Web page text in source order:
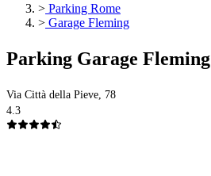
> Parking Rome
> Garage Fleming
Parking Garage Fleming
Via Città della Pieve, 78
4.3